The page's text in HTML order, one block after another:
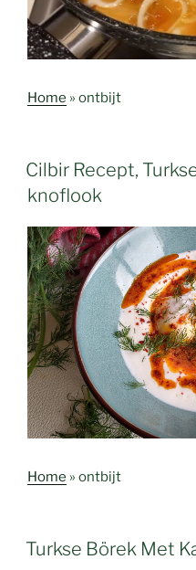
Home » ontbijt
Cilbir Recept,
knoflook
Home » ontbijt
Turkse Börek Met